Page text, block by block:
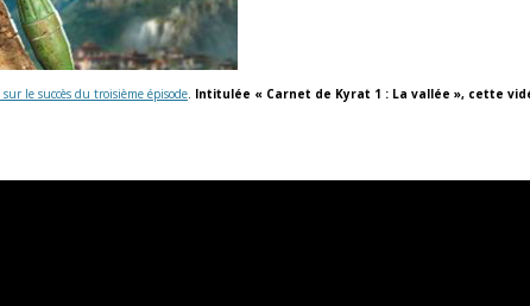
sur le succès du troisième épisode. Intitulée « Carnet de Kyrat 1 : La vallée », cette